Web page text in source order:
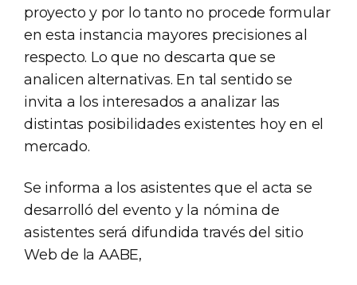
proyecto y por lo tanto no procede formular
en esta instancia mayores precisiones al
respecto. Lo que no descarta que se
analicen alternativas. En tal sentido se
invita a los interesados a analizar las
distintas posibilidades existentes hoy en el
mercado.
Se informa a los asistentes que el acta se
desarrolló del evento y la nómina de
asistentes será difundida través del sitio
Web de la AABE,